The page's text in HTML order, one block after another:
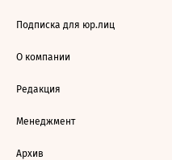
Подписка для юр.лиц
О компании
Редакция
Менеджмент
Архив